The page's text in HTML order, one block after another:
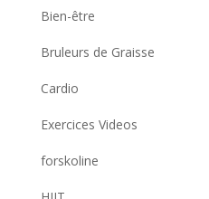
Bien-être
Bruleurs de Graisse
Cardio
Exercices Videos
forskoline